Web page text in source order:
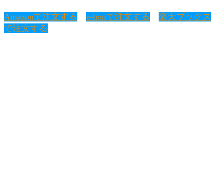
Amazonで注文する e-honで注文する
楽天ブックス
で注文する